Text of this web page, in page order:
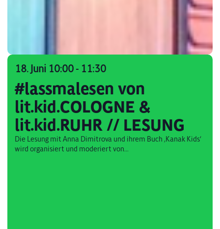
18. Juni 10:00 - 11:30
#lassmalesen von
lit.kid.COLOGNE &
lit.kid.RUHR // LESUNG
Die Lesung mit Anna Dimitrova und ihrem Buch ‚Kanak Kids‘
wird organisiert und moderiert von...